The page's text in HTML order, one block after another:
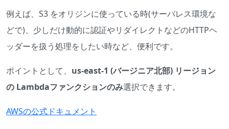
例えば、S3 をオリジンに使っている時(サーバレス環境な
どで)、少しだけ動的に認証やリダイレクトなどのHTTPヘ
ッダーを扱う処理をしたい時など、便利です。
ポイントとして、 us-east-1 (バージニア北部) リージョン
の Lambdaファンクションのみ選択できます。
AWSの公式ドキュメント